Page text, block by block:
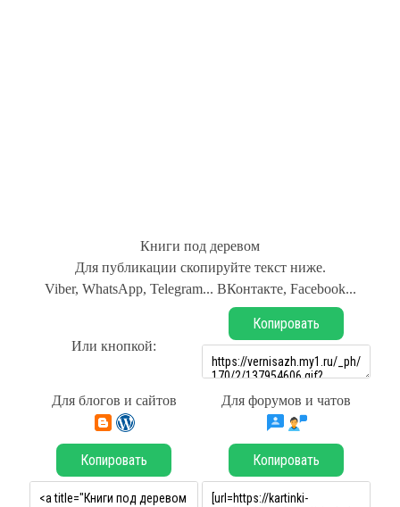
Книги под деревом
Для публикации скопируйте текст ниже.
Viber, WhatsApp, Telegram... ВКонтакте, Facebook...
Или кнопкой:
Копировать
Для блогов и сайтов Для форумов и чатов
Копировать Копировать